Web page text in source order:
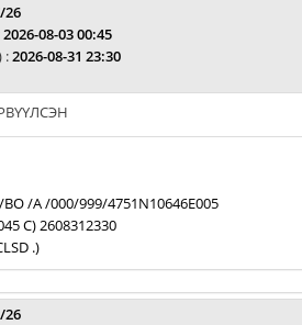
26
2026-08-03 00:45
:2026-08-31 23:30
/A /000/999/4751N10646E005
C) 2608312330
.)
26